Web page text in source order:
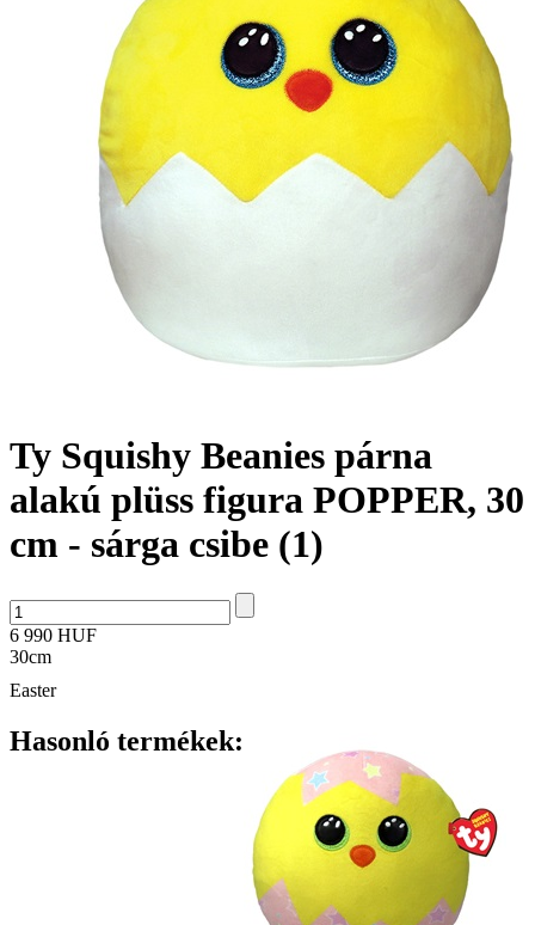
Ty Squishy Beanies párna
alakú plüss figura POPPER, 30
cm - sárga csibe (1)
6 990 HUF
30cm
Easter
Hasonló termékek: